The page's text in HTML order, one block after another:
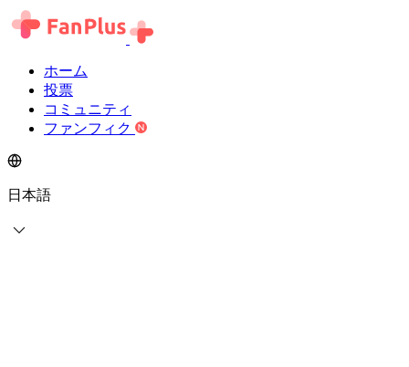
ホーム
投票
コミュニティ
ファンフィク
日本語